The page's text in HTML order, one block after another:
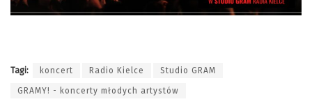
Tagi: koncert Radio Kielce Studio GRAM
GRAMY! - koncerty młodych artystów